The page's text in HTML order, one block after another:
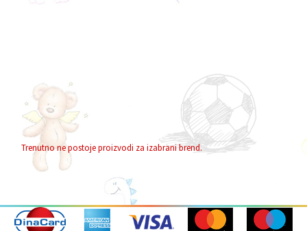
Trenutno ne postoje proizvodi za izabrani brend.